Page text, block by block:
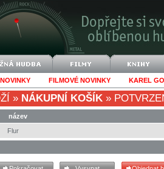
FILMOVÉ NOVINKY KAREL
» NÁKUPNÍ KOŠÍK »
název
Flur